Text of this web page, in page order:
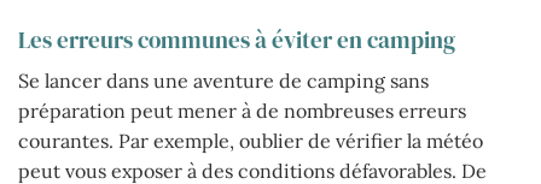
Les erreurs communes à éviter en camping
Se lancer dans une aventure de camping sans
préparation peut mener à de nombreuses erreurs
courantes. Par exemple, oublier de vérifier la météo
peut vous exposer à des conditions défavorables. De